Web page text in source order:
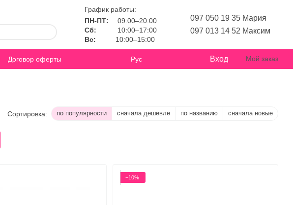
График работы:
ПН-ПТ:
09:00–20:00
Сб:
10:00–17:00
Вс:
10:00–15:00
097 050 19 35 Мария
097 013 14 52 Максим
Договор оферты
Рус Вход Мой заказ
Сортировка: по популярности сначала дешевле по названию сначала новые
−10%